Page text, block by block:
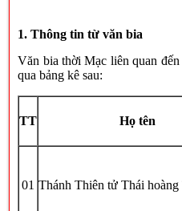
1. Thông tin từ văn bia
Văn bia thời Mạc liên quan
qua bảng kê sau:
TT Họ tên
01 Thánh Thiên tử Thái hoàng